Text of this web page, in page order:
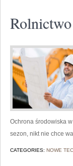
Ochrona środowiska
sezon, nikt nie chce
CATEGORIES: NOWE